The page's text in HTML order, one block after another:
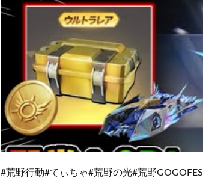
#荒野行動#てぃちゃ#荒野の光#荒野GOGOFES